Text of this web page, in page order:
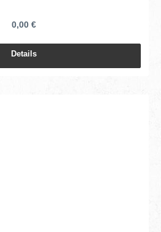
0,00 €
Details